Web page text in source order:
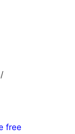
free